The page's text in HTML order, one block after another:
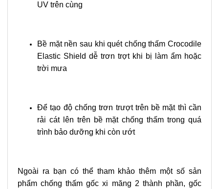
UV trên cùng
Bề mặt nền sau khi quét chống thấm Crocodile
Elastic Shield dễ trơn trợt khi bị làm ẩm hoặc
trời mưa
Để tạo độ chống trơn trượt trên bề mặt thì cần
rải cát lên trên bề mặt chống thấm trong quá
trình bảo dưỡng khi còn ướt
Ngoài ra bạn có thể tham khảo thêm một số sản
phẩm chống thấm gốc xi măng 2 thành phần, gốc